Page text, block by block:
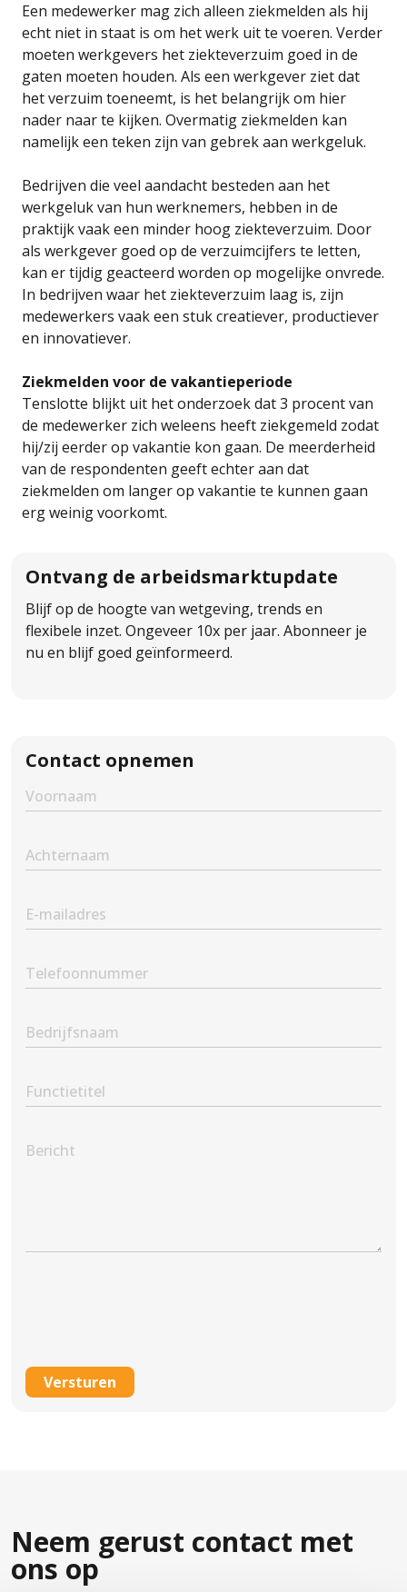
Een medewerker mag zich alleen ziekmelden als hij
echt niet in staat is om het werk uit te voeren. Verder
moeten werkgevers het ziekteverzuim goed in de
gaten moeten houden. Als een werkgever ziet dat
het verzuim toeneemt, is het belangrijk om hier
nader naar te kijken. Overmatig ziekmelden kan
namelijk een teken zijn van gebrek aan werkgeluk.
Bedrijven die veel aandacht besteden aan het
werkgeluk van hun werknemers, hebben in de
praktijk vaak een minder hoog ziekteverzuim. Door
als werkgever goed op de verzuimcijfers te letten,
kan er tijdig geacteerd worden op mogelijke onvrede.
In bedrijven waar het ziekteverzuim laag is, zijn
medewerkers vaak een stuk creatiever, productiever
en innovatiever.
Ziekmelden voor de vakantieperiode
Tenslotte blijkt uit het onderzoek dat 3 procent van
de medewerker zich weleens heeft ziekgemeld zodat
hij/zij eerder op vakantie kon gaan. De meerderheid
van de respondenten geeft echter aan dat
ziekmelden om langer op vakantie te kunnen gaan
erg weinig voorkomt.
Ontvang de arbeidsmarktupdate
Blijf op de hoogte van wetgeving, trends en
flexibele inzet. Ongeveer 10x per jaar. Abonneer je
nu en blijf goed geïnformeerd.
Contact opnemen
First
Name(Vereist)
Second
Name(Vereist)
Email(Vereist)
Phone(Vereist)
Company
Name
Position
Message
Neem gerust contact met
ons op